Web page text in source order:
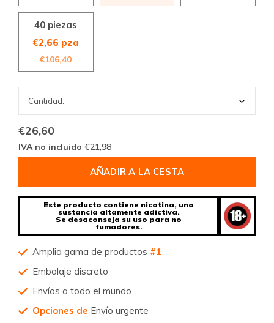
40 piezas
€2,66 pza
€106,40
€26,60
IVA no incluido €21,98
AÑADIR A LA CESTA
Este producto contiene nicotina, una
sustancia altamente adictiva.
Se desaconseja su uso para no
fumadores.
Amplia gama de productos #1
Embalaje discreto
Envíos a todo el mundo
Opciones de Envío urgente